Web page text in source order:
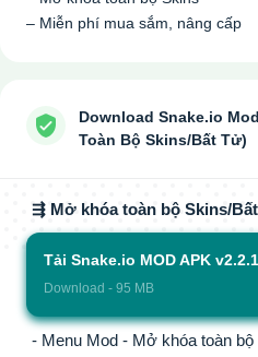
– Miễn phí mua sắm, nâng cấp
Download Snake.io
Toàn Bộ Skins/Bất Tử)
⇶ Mở khóa toàn bộ Skins/
Tải Snake.io MOD APK
Download - 95 MB
- Menu Mod - Mở khóa toàn